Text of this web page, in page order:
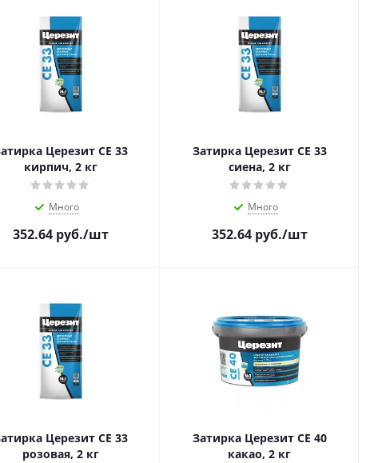
Церезит CE 33
кирпич, 2 кг
Много
352.64руб./шт
Затирка Церезит CE 33
сиена, 2 кг
Много
352.64руб./шт
Церезит CE 33
розовая, 2 кг
Затирка Церезит CE 40
какао, 2 кг